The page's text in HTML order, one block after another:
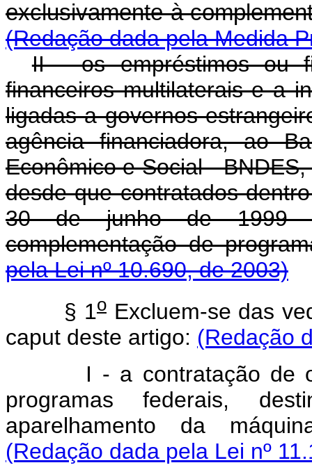
exclusivamente à
(Redação dada pela Medida
II - os empréstimos ou
financeiros multilaterais e a
ligadas a governos
agência financiadora, ao
Econômico e Social -
desde que contratados
30 de junho de 1999 e
complementação de
pela Lei nº 10.690, de 2003)
§ 1oExcluem-se das
caput deste artigo: (Redação
I - a contratação de
programas federais,
aparelhamento da
(Redação dada pela Lei nº